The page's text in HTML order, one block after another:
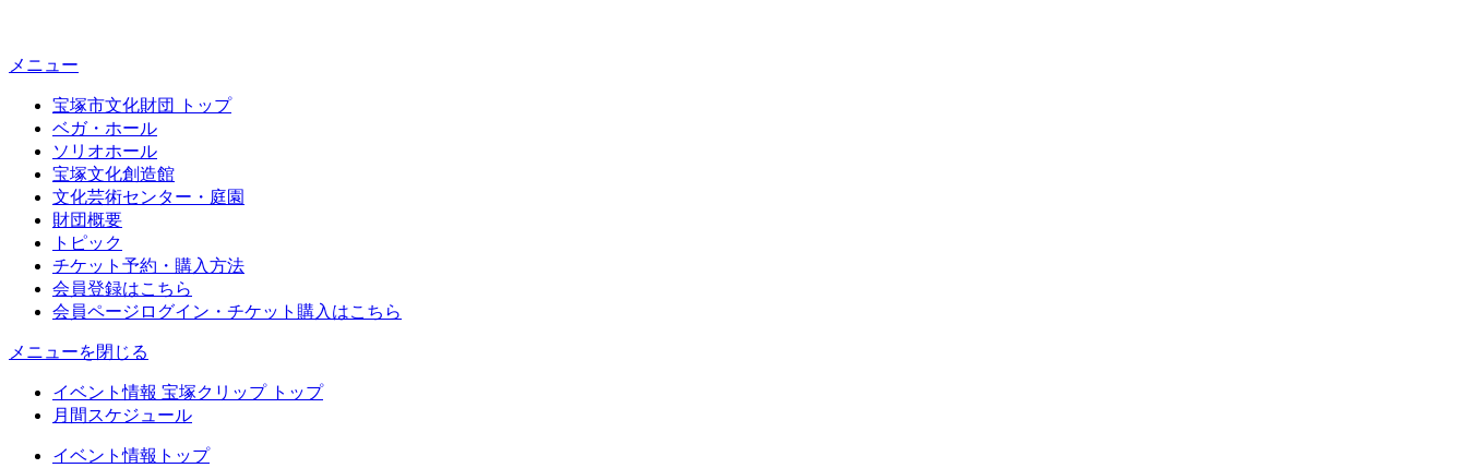
メニュー
宝塚市文化財団 トップ
ベガ・ホール
ソリオホール
宝塚文化創造館
文化芸術センター・庭園
財団概要
トピック
チケット予約・購入方法
会員登録はこちら
会員ページログイン・チケット購入はこちら
メニューを閉じる
イベント情報 宝塚クリップ トップ
月間スケジュール
イベント情報トップ